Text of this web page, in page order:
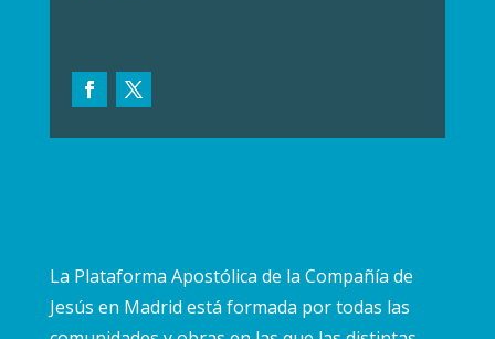
La Plataforma Apostólica de la Compañía de
Jesús en Madrid está formada por todas las